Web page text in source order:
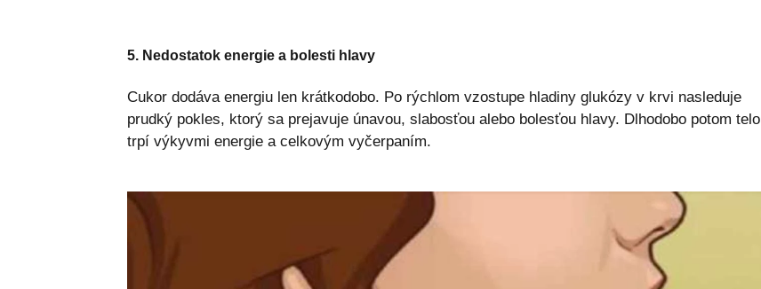
5. Nedostatok energie a bolesti hlavy
Cukor dodáva energiu len krátkodobo. Po rýchlom vzostupe hladiny glukózy v krvi nasleduje
prudký pokles, ktorý sa prejavuje únavou, slabosťou alebo bolesťou hlavy. Dlhodobo potom telo
trpí výkyvmi energie a celkovým vyčerpaním.